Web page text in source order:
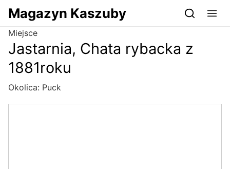
Przejdź do serwisu magazynkaszuby.pl
Magazyn Kaszuby
Miejsce
Jastarnia, Chata rybacka z
1881roku
Okolica: Puck